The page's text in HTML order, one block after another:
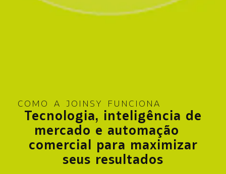
COMO A JOINSY FUNCIONA
Tecnologia, inteligência de
mercado e automação
comercial para maximizar
seus resultados